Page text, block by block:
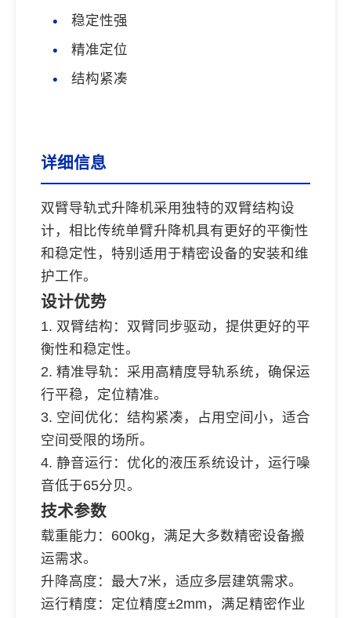
稳定性强
精准定位
结构紧凑
详细信息
双臂导轨式升降机采用独特的双臂结构设
计，相比传统单臂升降机具有更好的平衡性
和稳定性，特别适用于精密设备的安装和维
护工作。
设计优势
1. 双臂结构：双臂同步驱动，提供更好的平
衡性和稳定性。
2. 精准导轨：采用高精度导轨系统，确保运
行平稳，定位精准。
3. 空间优化：结构紧凑，占用空间小，适合
空间受限的场所。
4. 静音运行：优化的液压系统设计，运行噪
音低于65分贝。
技术参数
载重能力：600kg，满足大多数精密设备搬
运需求。
升降高度：最大7米，适应多层建筑需求。
运行精度：定位精度±2mm，满足精密作业